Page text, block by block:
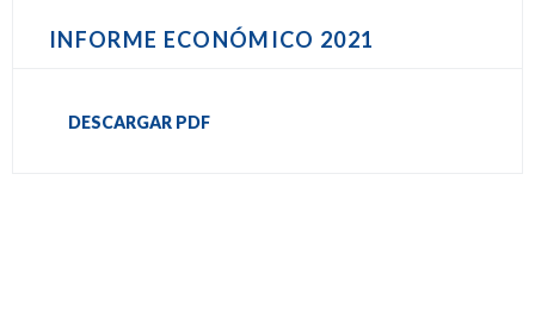
INFORME ECONÓMICO 2021
DESCARGAR PDF